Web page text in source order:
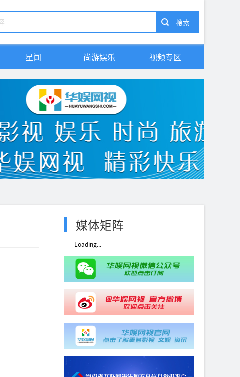
星闻 尚游娱乐 视频专区
媒体矩阵
Loading...